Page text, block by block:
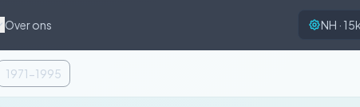
Over ons NH ·
1971-1995